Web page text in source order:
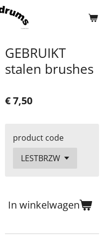
GEBRUIKT
stalen brushes
€ 7,50
product code
In winkelwagen